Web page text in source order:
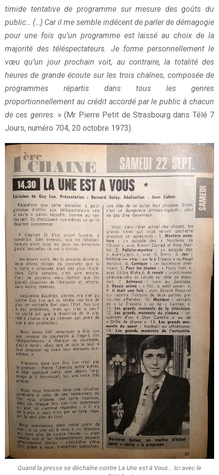
timide tentative de programme sur mesure des goûts du
public… (…) Car il me semble indécent de parler de démagogie
pour une fois qu’un programme est laissé au choix de la
majorité des téléspectateurs. Je forme personnellement le
vœu qu’un jour prochain voit, au contraire, la totalité des
heures de grande écoute sur les trois chaînes, composée de
programmes répartis dans tous les genres
proportionnellement au crédit accordé par le public à chacun
de ces genres. » (Mr Pierre Petit de Strasbourg dans Télé 7
Jours, numéro 704, 20 octobre 1973).
Quand la presse se déchaîne contre La Une est à Vous... Ici avec le